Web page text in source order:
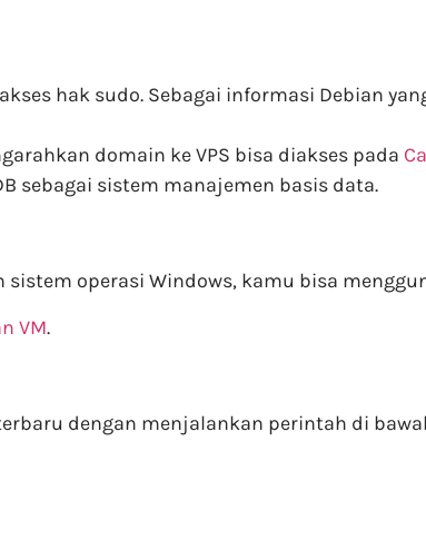
hak sudo. Sebagai informasi Debian
domain ke VPS bisa diakses pada
sebagai sistem manajemen basis data.
operasi Windows, kamu bisa
VM.
dengan menjalankan perintah di